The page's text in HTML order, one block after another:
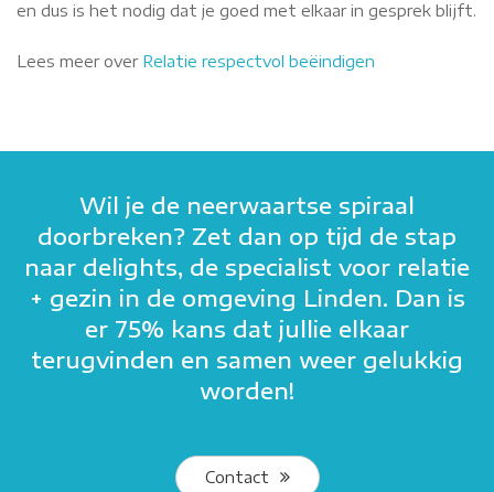
en dus is het nodig dat je goed met elkaar in gesprek blijft.
Lees meer over Relatie respectvol beëindigen
Wil je de neerwaartse spiraal
doorbreken? Zet dan op tijd de stap
naar delights, de specialist voor relatie
+ gezin in de omgeving Linden. Dan is
er 75% kans dat jullie elkaar
terugvinden en samen weer gelukkig
worden!
Contact